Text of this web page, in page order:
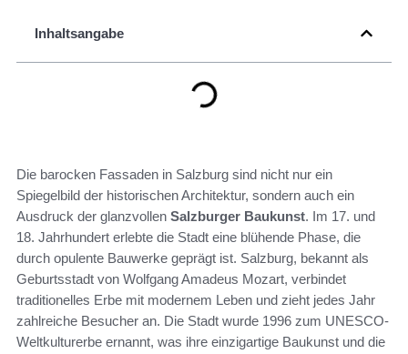
Inhaltsangabe
Die barocken Fassaden in Salzburg sind nicht nur ein
Spiegelbild der historischen Architektur, sondern auch ein
Ausdruck der glanzvollen Salzburger Baukunst. Im 17. und
18. Jahrhundert erlebte die Stadt eine blühende Phase, die
durch opulente Bauwerke geprägt ist. Salzburg, bekannt als
Geburtsstadt von Wolfgang Amadeus Mozart, verbindet
traditionelles Erbe mit modernem Leben und zieht jedes Jahr
zahlreiche Besucher an. Die Stadt wurde 1996 zum UNESCO-
Weltkulturerbe ernannt, was ihre einzigartige Baukunst und die